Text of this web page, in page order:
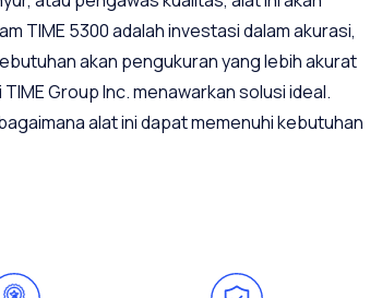
TIME 5300 adalah investasi dalam akurasi,
akan pengukuran yang lebih akurat
Group Inc. menawarkan solusi ideal.
alat ini dapat memenuhi kebutuhan